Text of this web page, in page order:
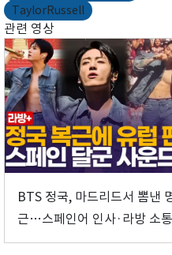
TaylorRussell
관련 영상
BTS 정국, 마드리드서 뽐낸
근…스페인어 인사·라방 소통